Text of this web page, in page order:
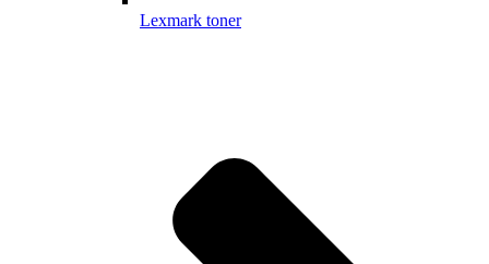
Lexmark toner